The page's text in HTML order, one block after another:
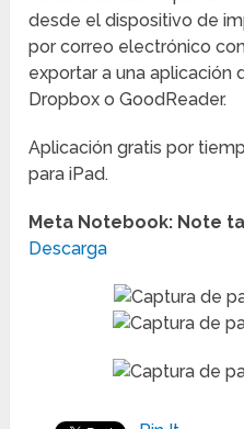
desde el dispositivo de
por correo electrónico
exportar a una aplicación
Dropbox o GoodReader.
Aplicación gratis por
para iPad.
Meta Notebook: Note
Descarga